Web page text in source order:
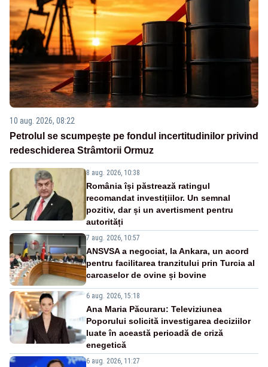
10 aug. 2026, 08:22
Petrolul se scumpește pe fondul incertitudinilor privind
redeschiderea Strâmtorii Ormuz
8 aug. 2026, 10:38
România își păstrează ratingul
recomandat investițiilor. Un semnal
pozitiv, dar și un avertisment pentru
autorități
7 aug. 2026, 10:57
ANSVSA a negociat, la Ankara, un acord
pentru facilitarea tranzitului prin Turcia al
carcaselor de ovine și bovine
6 aug. 2026, 15:18
Ana Maria Păcuraru: Televiziunea
Poporului solicită investigarea deciziilor
luate în această perioadă de criză
enegetică
6 aug. 2026, 11:27